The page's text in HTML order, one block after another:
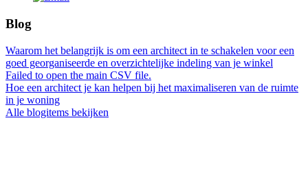
Blog
Waarom het belangrijk is om een architect in te schakelen voor een
goed georganiseerde en overzichtelijke indeling van je winkel
Failed to open the main CSV file.
Hoe een architect je kan helpen bij het maximaliseren van de ruimte
in je woning
Alle blogitems bekijken